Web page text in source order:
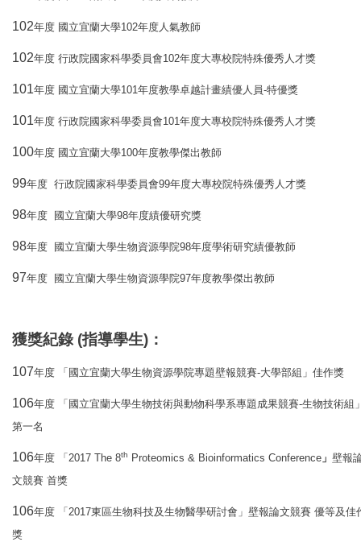
102年度 國立宜蘭大學102年度人氣教師
102年度 行政院國家科學委員會102年度大專校院特殊優秀人才獎
101年度 國立宜蘭大學101 年度教學卓越計畫績優人員-特優獎
101年度 行政院國家科學委員會101 年度大專校院特殊優秀人才獎
100年度 國立宜蘭大學100年度教學傑出教師
99年度 行政院國家科學委員會99年度大專校院特殊優秀人才獎
98年度 國立宜蘭大學98年度績優研究獎
98年度 國立宜蘭大學生物資源學院98年度學術研究績優教師
97年度 國立宜蘭大學生物資源學院97年度教學傑出教師
獲獎紀錄(指導學生) ：
107年度 「國立宜蘭大學生物資源學院專題壁報競賽-大學部組」佳作獎
106年度 「國立宜蘭大學生物技術與動物科學系專題成果競賽-生物技術組
第一名
106年度 「 2017 The 8th Proteomics & Bioinformatics Conference 」 壁報
文競賽 首獎
106年度 「 2017東區生物科技及生物醫學研討會」壁報論文競賽 優等及佳
獎